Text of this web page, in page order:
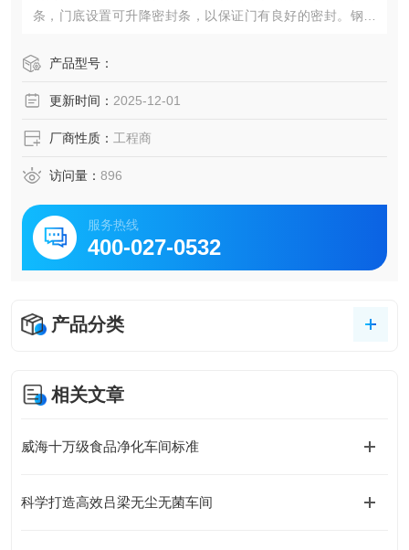
条，门底设置可升降密封条，以保证门有良好的密封。钢制
产品型号：
更新时间： 2025-12-01
厂商性质： 工程商
访问量： 896
服务热线
400-027-0532
产品分类
相关文章
威海十万级食品净化车间标准
科学打造高效吕梁无尘无菌车间